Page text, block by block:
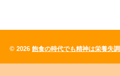
© 2026 飽食の時代でも精神は栄養失調